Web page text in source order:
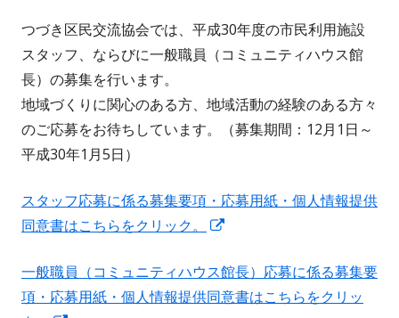
つづき区民交流協会では、平成30年度の市民利用施設
スタッフ、ならびに一般職員（コミュニティハウス館
長）の募集を行います。
地域づくりに関心のある方、地域活動の経験のある方々
のご応募をお待ちしています。（募集期間：12月1日～
平成30年1月5日）
スタッフ応募に係る募集要項・応募用紙・個人情報提供
同意書はこちらをクリック。
い
ウ
一般職員（コミュニティハウス館長）応募に係る募集要
項・応募用紙・個人情報提供同意書はこちらをクリッ